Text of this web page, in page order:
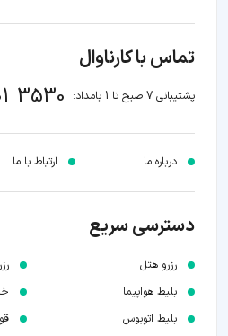
تماس با کارناوال
پشتیبانی 7 صبح تا 1 بامداد: 3530
درباره ما ارتباط با ما
دسترسی سریع
رزرو هتل
بلیط هواپیما
بلیط اتوبوس